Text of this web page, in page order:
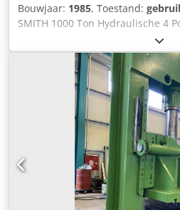
Bouwjaar: 1985, Toestand:
SMITH 1000 Ton Hydraulische 4
Werkingssnelheden 50 mm/sec.
6 mm/sec. Druk. 50 mm/sec.
mm. Persgewicht 102 ton totaal.
Hydrauliek voor de trekhaak.
opgaande slag (zie bijgevoegde
in 1985 omgezet in een
bijgewerkte tekening bijgevoegd)
Gloednieuwe c-, h- en d-frame
koop - kunnen tegen
gebouwd worden volgens uw
hydraulische persen van 1000
verkoop op aanvraag